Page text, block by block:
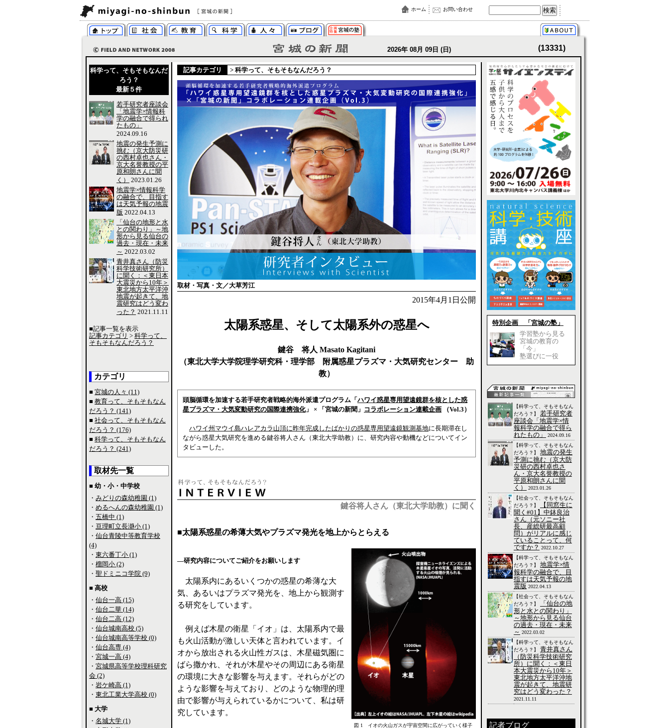
ホーム お問い合わせ
(13331)
2026年 08月 09日 (日)
記事カテゴリ > 科学って、そもそもなんだろう？
取材・写真・文／大草芳江
2015年4月1日公開
太陽系惑星、そして太陽系外の惑星へ
鍵谷 将人 Masato Kagitani
（東北大学大学院理学研究科・理学部 附属惑星プラズマ・大気研究センター 助
教）
頭脳循環を加速する若手研究者戦略的海外派遣プログラム「 ハワイ惑星専用望遠鏡群を核とした惑
星プラズマ・大気変動研究の国際連携強化」 × 「宮城の新聞」 コラボレーション連載企画 （Vol.3）
ハワイ州マウイ島ハレアカラ山頂に昨年完成したばかりの惑星専用望遠鏡観測基地に長期滞在し
ながら惑星大気研究を進める鍵谷将人さん（東北大学助教）に、研究内容や動機などについてイン
タビューした。
鍵谷将人さん（東北大学助教）に聞く
■太陽系惑星の希薄大気やプラズマ発光を地上からとらえる
図 1 イオの火山ガスが宇宙空間に広がっていく様子
―研究内容についてご紹介をお願いします
太陽系内にあるいくつかの惑星の希薄な大
気、あるいはプラズマ発光を、地上から観測す
る研究をしています。
例えば木星の衛星「イオ」は、太陽系内で最
も火山活動が激しい天体と言われています。イ
オから放出される火山性ガスは、木星磁気圏に
ばら撒かれ、それが木星やその周辺にある衛星
の環境に大きな影響を与えます。それらがどの
ような影響を与えており、どのような物理的理
由で影響が与えられているかについて、私は研
究しています。
科学って、そもそもなんだ
ろう？
最新５件
若手研究者座談会
「地震学×情報科
学の融合で得られ
たもの」
2024.09.16
地震の発生予測に
挑む（京大防災研
の西村卓也さん・
京大名誉教授の平
原和朗さんに聞
く）
2023.01.26
地震学×情報科学
の融合で、目指す
は天気予報の地震
版 2022.04.13
「仙台の地形と水
との関わり」～地
形から見る仙台の
過去・現在・未来
～ 2022.03.02
青井真さん（防災
科学技術研究所）
に聞く：＜東日本
大震災から10年＞
東北地方太平洋沖
地震が起きて、地
震研究はどう変わ
った？ 2021.11.11
■記事一覧を表示
記事カテゴリ > 科学って、
そもそもなんだろう？
カテゴリ
■ 宮城の人々 (11)
■ 教育って、そもそもなん
だろう？ (141)
■ 社会って、そもそもなん
だろう？ (176)
■ 科学って、そもそもなん
だろう？ (241)
取材先一覧
■ 幼・小・中学校
・ みどりの森幼稚園 (1)
・ めるへんの森幼稚園 (1)
・ 五橋中 (1)
・ 亘理町立長瀞小 (1)
・ 仙台青陵中等教育学校
(4)
・ 東六番丁小 (1)
・ 榴岡小 (2)
・ 聖ドミニコ学院 (9)
■ 高校
・ 仙台一高 (15)
・ 仙台二華 (14)
・ 仙台二高 (12)
・ 仙台城南高校 (5)
・ 仙台城南高等学校 (0)
・ 仙台高専 (4)
・ 宮城一高 (4)
・ 宮城県高等学校理科研究
会 (2)
・ 岩ケ崎高 (1)
・ 東北工業大学高校 (0)
■ 大学
・ 名城大学 (1)
特別企画 「宮城の塾」
学習塾から見る
宮城の教育の
「今」
塾選びに一役
【科学って、そもそもなん
だろう？】 若手研究者
座談会「地震学×情
報科学の融合で得ら
れたもの」
2024.09.16
【科学って、そもそもなん
だろう？】 地震の発生
予測に挑む（京大防
災研の西村卓也さ
ん・京大名誉教授の
平原和朗さんに聞
く）
2023.01.26
【社会って、そもそもなん
だろう？】
【同窓生に
聞く#01】中鉢良治
さん（元ソニー社
長、産総研最高顧
問）がリアルに感じ
ていることって、何
ですか？ 2022.10.27
【科学って、そもそもなん
だろう？】 地震学×情
報科学の融合で、目
指すは天気予報の地
震版 2022.04.13
【社会って、そもそもなん
だろう？】
「仙台の地
形と水との関わり」
～地形から見る仙台
の過去・現在・未来
～ 2022.03.02
【科学って、そもそもなん
だろう？】 青井真さん
（防災科学技術研究
所）に聞く：＜東日
本大震災から10年＞
東北地方太平洋沖地
震が起きて、地震研
究はどう変わった？
2021.11.11
記者ブログ